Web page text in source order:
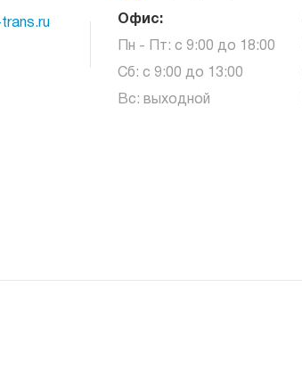
Офис:
Пн - Пт: с 9:00 до 18:00
Сб: с 9:00 до 13:00
Вс: выходной